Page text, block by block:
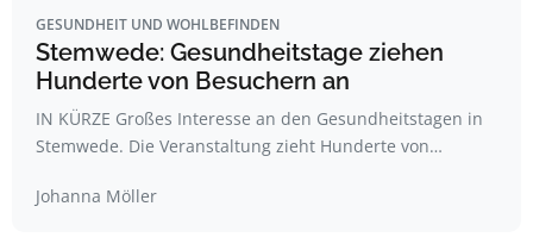
GESUNDHEIT UND WOHLBEFINDEN
Stemwede: Gesundheitstage ziehen
Hunderte von Besuchern an
IN KÜRZE Großes Interesse an den Gesundheitstagen in
Stemwede. Die Veranstaltung zieht Hunderte von…
Johanna Möller